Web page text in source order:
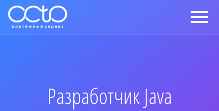
Разработчик Java